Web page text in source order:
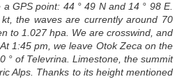
GPS point: 44 ° 49 N and 14 ° 98 E.
the waves are currently around 70
to 1.027 hpa. We are crosswind, and
1:45 pm, we leave Otok Zeca on the
° of Televrina. Limestone, the summit
Alps. Thanks to its height mentioned